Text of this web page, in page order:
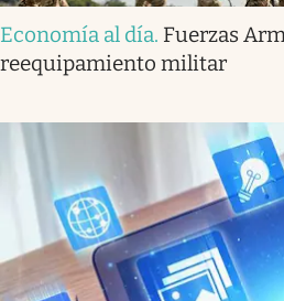
Economía al día. Fuerzas
reequipamiento militar